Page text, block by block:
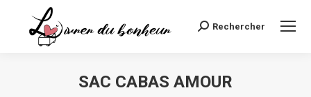
Recherche
Rechercher
SAC CABAS AMOUR